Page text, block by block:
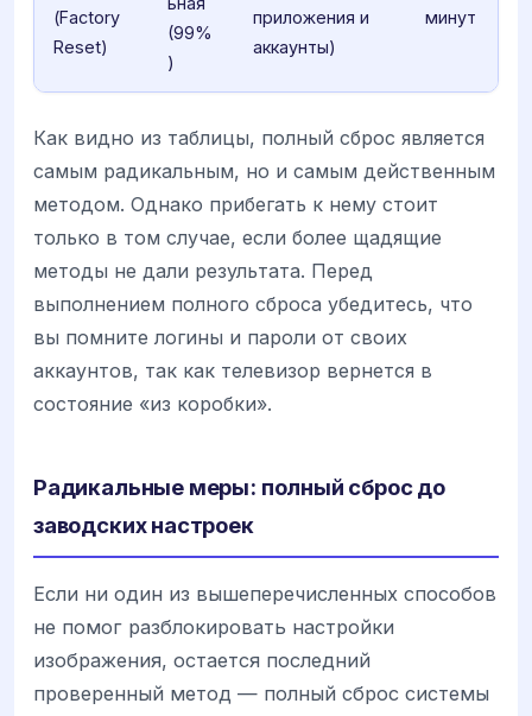
(Factory
Reset)
(99%
)
приложения и
аккаунты)
минут
Как видно из таблицы, полный сброс является
самым радикальным, но и самым действенным
методом. Однако прибегать к нему стоит
только в том случае, если более щадящие
методы не дали результата. Перед
выполнением полного сброса убедитесь, что
вы помните логины и пароли от своих
аккаунтов, так как телевизор вернется в
состояние «из коробки».
Радикальные меры: полный сброс до
заводских настроек
Если ни один из вышеперечисленных способов
не помог разблокировать настройки
изображения, остается последний
проверенный метод — полный сброс системы